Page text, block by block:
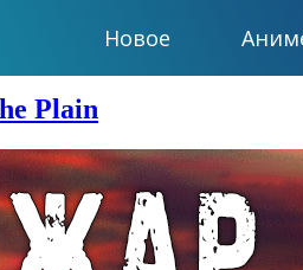
Новое
Plain